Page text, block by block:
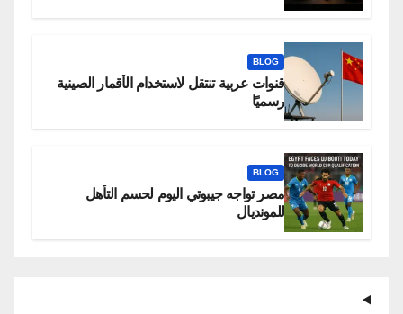
BLOG
قنوات عربية تنتقل لاستخدام الأقمار الصينية
رسميًا
BLOG
مصر تواجه جيبوتي اليوم لحسم التأهل
للمونديال